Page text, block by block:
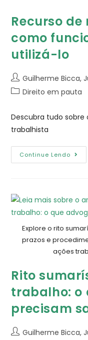
Recurso de
como
utilizá-lo
Guilherme Bicca,
Direito em pauta
Descubra tudo sobre
trabalhista
Continue Lendo
Explore o rito
prazos e
ações
Rito
trabalho: o
precisam
Guilherme Bicca,